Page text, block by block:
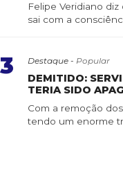
Felipe Veridiano
sai com a
3 Destaque - Popular
DEMITIDO:
TERIA SIDO
CONFIANÇA
Com a remoção
tendo um enorme